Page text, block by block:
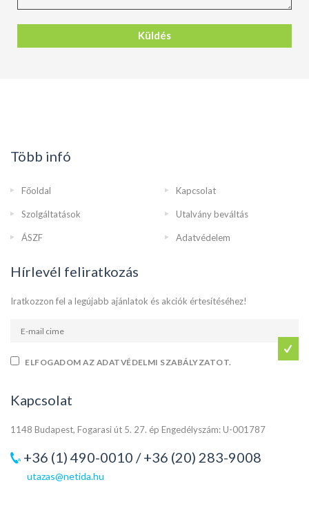
Több infó
Főoldal Kapcsolat
Szolgáltatások Utalvány beváltás
ÁSZF Adatvédelem
Hírlevél feliratkozás
Iratkozzon fel a legújabb ajánlatok és akciók értesítéséhez!
ELFOGADOM AZ ADATVÉDELMI SZABÁLYZATOT.
Kapcsolat
1148 Budapest, Fogarasi út 5. 27. ép Engedélyszám: U-001787
+36 (1) 490-0010 / +36 (20) 283-9008
utazas@netida.hu